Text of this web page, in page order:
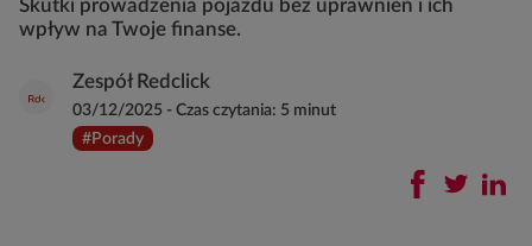
Skutki prowadzenia pojazdu bez uprawnień i ich
wpływ na Twoje finanse.
Zespół Redclick
#Porady
03/12/2025 - Czas czytania: 5 minut